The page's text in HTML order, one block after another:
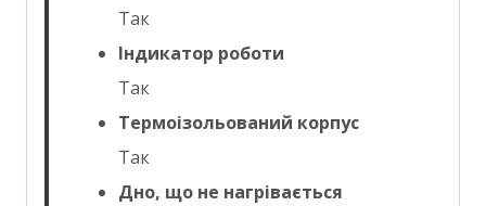
Так
Індикатор роботи
Так
Термоізольований корпус
Так
Дно, що не нагрівається